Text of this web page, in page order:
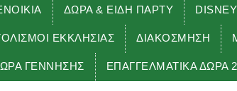
ΔΏΡΑ & ΕΊΔΗ ΠΑΡΤΥ DISNEY
ΕΚΚΛΗΣΙΑΣ ΔΙΑΚΟΣΜΗΣΗ
ΓΕΝΝΗΣΗΣ ΕΠΑΓΓΕΛΜΑΤΙΚΑ ΔΩΡΑ
ΗΜΕΡΟΛΟΓΙΑ για επαγγελματικά δώρα 2025